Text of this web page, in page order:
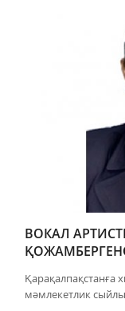
ВОКАЛ
Қарақалпақстанға
мәмлекетлик